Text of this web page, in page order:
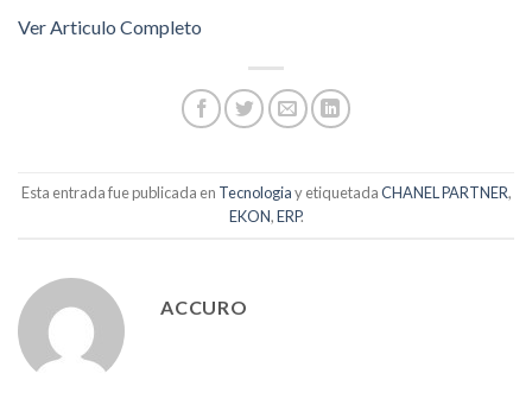
Ver Articulo Completo
Esta entrada fue publicada en Tecnologiay etiquetadaCHANEL PARTNER,
EKON,ERP.
ACCURO